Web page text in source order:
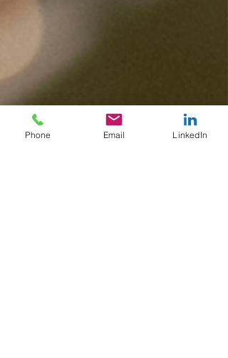
Phone Email LinkedIn